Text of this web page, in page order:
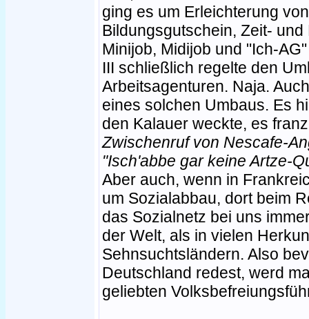
ging es um Erleichterung
Bildungsgutschein, Zeit-
Minijob, Midijob und "Ich-
III schließlich regelte den
Arbeitsagenturen. Naja.
eines solchen Umbaus. Es
den Kalauer weckte, es
Zwischenruf von Nescafe-
"Isch'abbe gar keine Artze-
Aber auch, wenn in
um Sozialabbau, dort beim
das Sozialnetz bei uns
der Welt, als in vielen
Sehnsuchtsländern. Also
Deutschland redest, werd
geliebten